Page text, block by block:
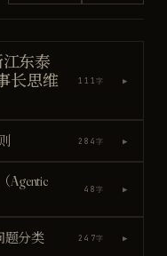
江东泰
长思维
111字 ▶
284字 ▶
Agentic
48字 ▶
题分类 247字 ▶